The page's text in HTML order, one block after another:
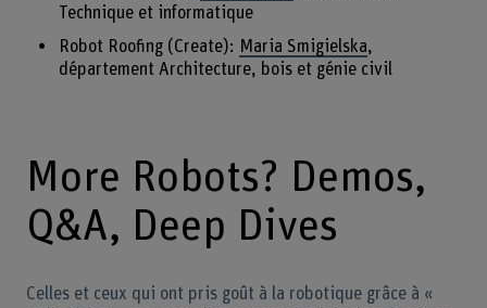
Technique et informatique
Robot Roofing (Create): Maria Smigielska,
département Architecture, bois et génie civil
More Robots? Demos,
Q&A, Deep Dives
Celles et ceux qui ont pris goût à la robotique grâce à «